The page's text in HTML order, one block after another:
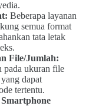
Beberapa layanan
semua format
tata letak
File/Jumlah:
pada ukuran file
dapat
tertentu.